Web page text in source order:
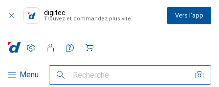
digitec
Trouvez et commandez plus vite Vers l'app
Navigation par catégorie
Menu Recherche
Paramètres
Compte client
Listes de comparaison
Listes d'envies
Panier